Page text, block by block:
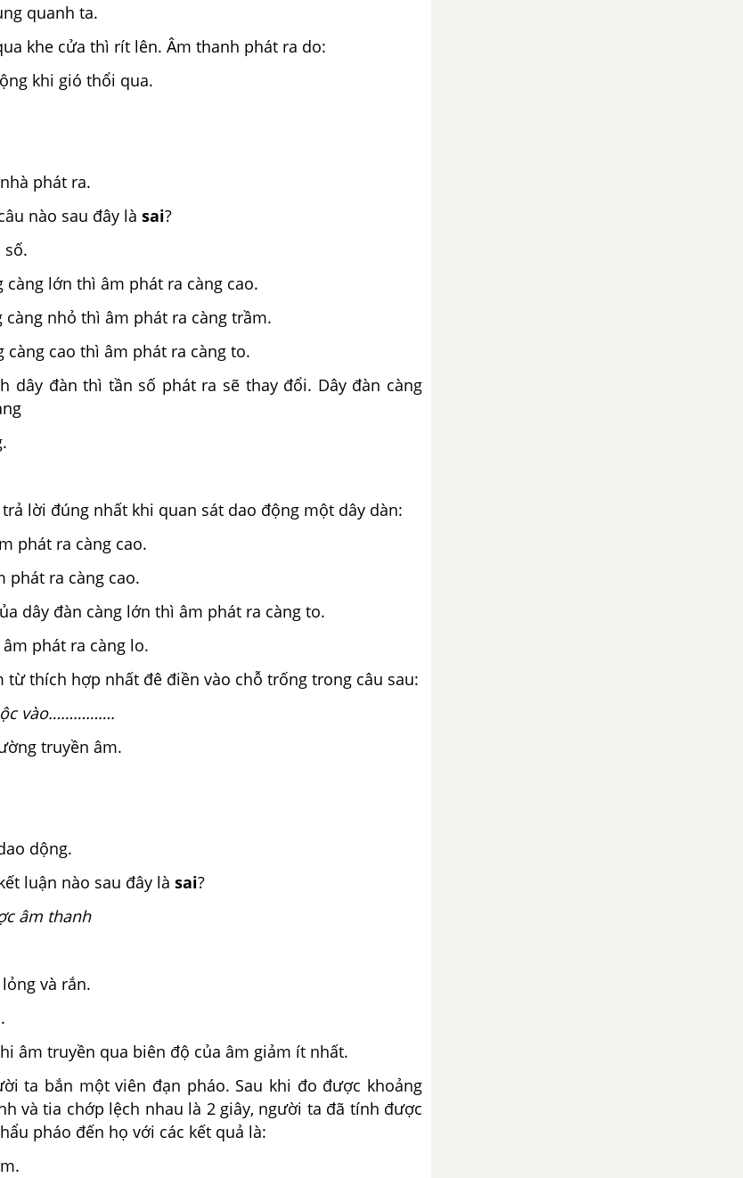
quanh ta.
khe cửa thì rít lên. Âm thanh phát ra do:
khi gió thổi qua.
phát ra.
nào sau đây là sai?
số.
càng lớn thì âm phát ra càng cao.
càng nhỏ thì âm phát ra càng trầm.
càng cao thì âm phát ra càng to.
dây đàn thì tần số phát ra sẽ thay đổi. Dây đàn càng
lời đúng nhất khi quan sát dao động một dây dàn:
phát ra càng cao.
phát ra càng cao.
dây đàn càng lớn thì âm phát ra càng to.
phát ra càng lo.
từ thích hợp nhất đê điền vào chỗ trống trong câu sau:
vào…………….
truyền âm.
dộng.
luận nào sau đây là sai?
âm thanh
và rắn.
âm truyền qua biên độ của âm giảm ít nhất.
ta bắn một viên đạn pháo. Sau khi đo được khoảng
và tia chớp lệch nhau là 2 giây, người ta đã tính được
pháo đến họ với các kết quả là: